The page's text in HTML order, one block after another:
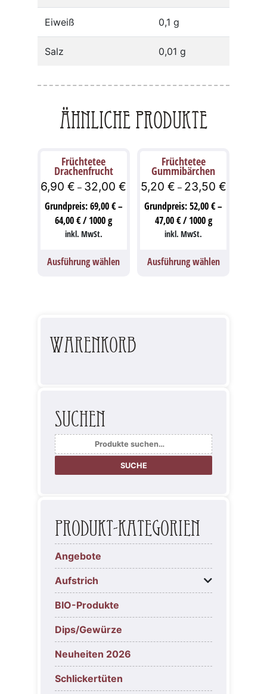
Eiweiß 0,1 g
Salz 0,01 g
Ähnliche Produkte
Früchtetee
Drachenfrucht
6,90€ – 32,00€
Grundpreis:69,00€–
64,00€/1000g
inkl. MwSt.
Ausführung wählen
Früchtetee
Gummibärchen
5,20 € – 23,50 €
Grundpreis:52,00€–
47,00€/1000g
inkl. MwSt.
Ausführung wählen
Warenkorb
Suchen
Suche
nach:
SUCHE
Produkt-Kategorien
Angebote
Aufstrich
BIO-Produkte
Dips/Gewürze
Neuheiten 2026
Schlickertüten